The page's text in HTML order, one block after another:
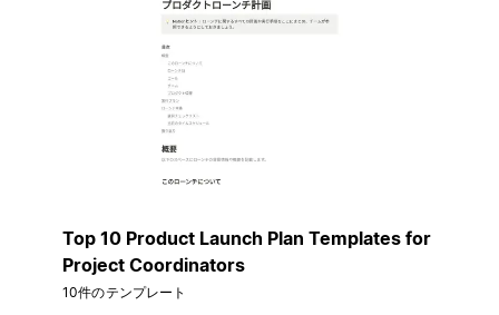
Top 10 Product Launch Plan Templates for
Project Coordinators
10件のテンプレート